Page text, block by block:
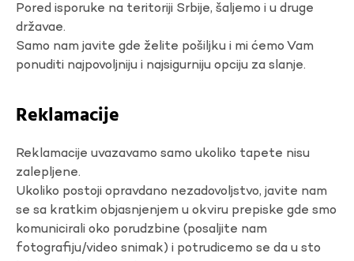
Pored isporuke na teritoriji Srbije, šaljemo i u druge
državae.
Samo nam javite gde želite pošiljku i mi ćemo Vam
ponuditi najpovoljniju i najsigurniju opciju za slanje.
Reklamacije
Reklamacije uvazavamo samo ukoliko tapete nisu
zalepljene.
Ukoliko postoji opravdano nezadovoljstvo, javite nam
se sa kratkim objasnjenjem u okviru prepiske gde smo
komunicirali oko porudzbine (posaljite nam
fotografiju/video snimak) i potrudicemo se da u sto